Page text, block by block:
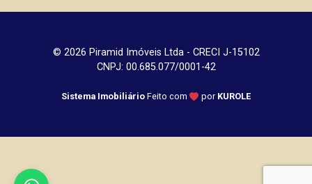
© 2026 Piramid Imóveis Ltda - CRECI J-15102
CNPJ: 00.685.077/0001-42
Sistema Imobiliário Feito com por KUROLE